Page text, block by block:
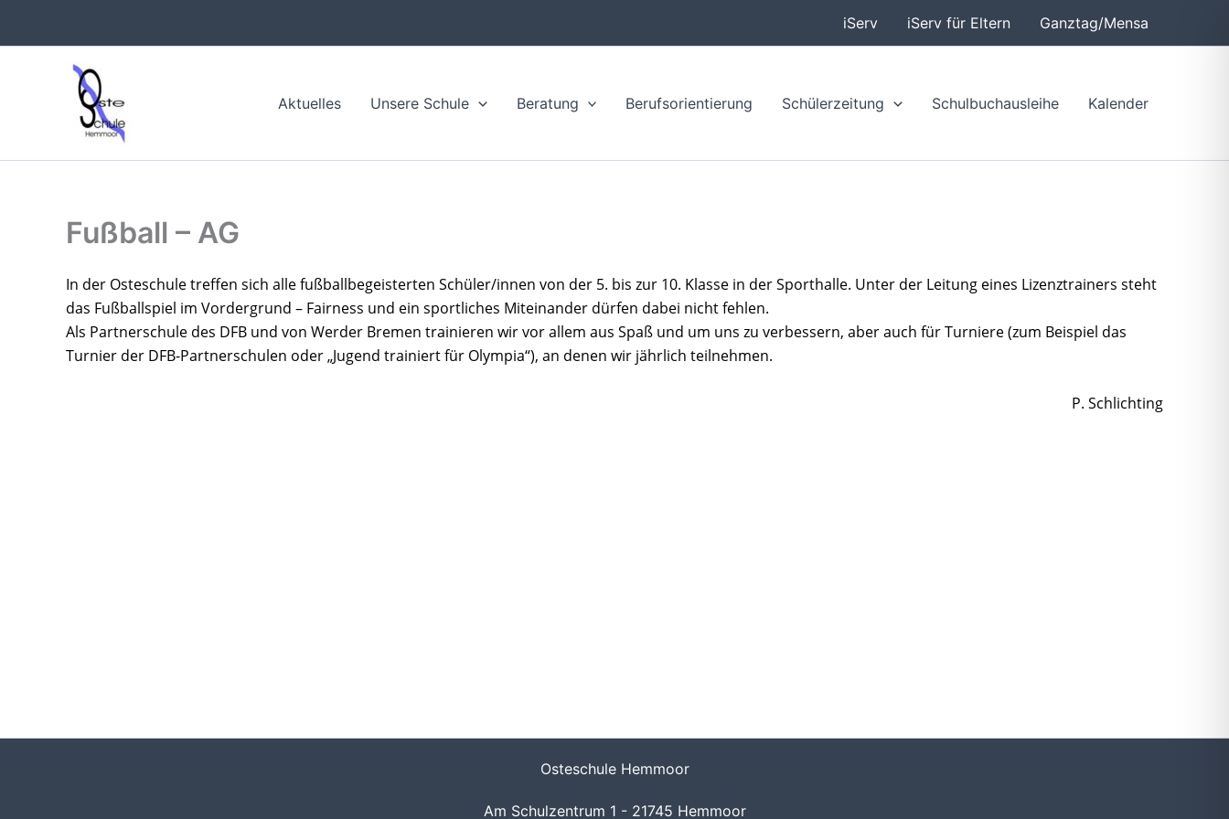
iServ iServ für Eltern Ganztag/Mensa
Aktuelles Unsere Schule Beratung Berufsorientierung Schülerzeitung Schulbuchausleihe Kalender
Fußball – AG
In der Osteschule treffen sich alle fußballbegeisterten Schüler/innen von der 5. bis zur 10. Klasse in der Sporthalle. Unter der Leitung eines Lizenztrainers steht
das Fußballspiel im Vordergrund – Fairness und ein sportliches Miteinander dürfen dabei nicht fehlen.
Als Partnerschule des DFB und von Werder Bremen trainieren wir vor allem aus Spaß und um uns zu verbessern, aber auch für Turniere (zum Beispiel das
Turnier der DFB-Partnerschulen oder „Jugend trainiert für Olympia“), an denen wir jährlich teilnehmen.
P. Schlichting
Osteschule Hemmoor
Am Schulzentrum 1 - 21745 Hemmoor